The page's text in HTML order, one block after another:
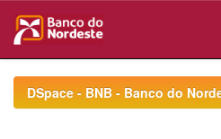
navigationDSpace - BNB - Banco do